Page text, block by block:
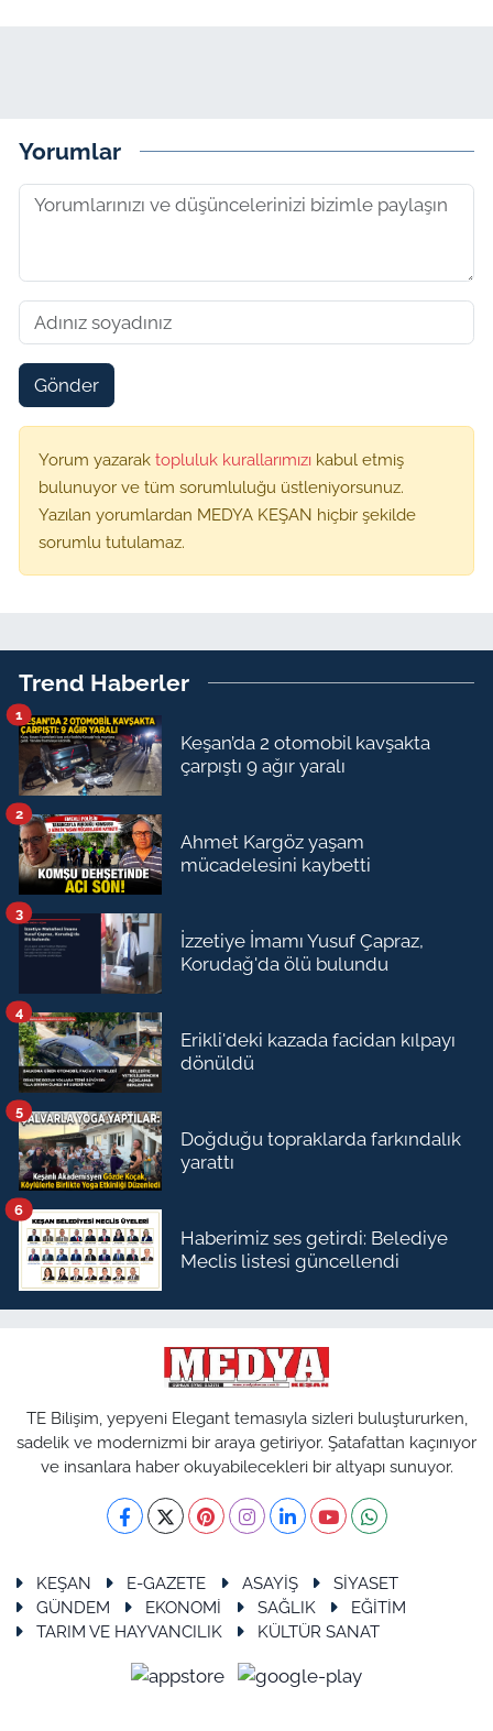
Yorumlar
Gönder
Yorum yazarak topluluk kurallarımızı kabul etmiş
bulunuyor ve tüm sorumluluğu üstleniyorsunuz.
Yazılan yorumlardan MEDYA KEŞAN hiçbir şekilde
sorumlu tutulamaz.
Trend Haberler
Keşan’da 2 otomobil kavşakta
çarpıştı 9 ağır yaralı
1
Ahmet Kargöz yaşam
mücadelesini kaybetti
2
İzzetiye İmamı Yusuf Çapraz,
Korudağ'da ölü bulundu
3
Erikli'deki kazada facidan kılpayı
dönüldü
4
Doğduğu topraklarda farkındalık
yarattı
5
Haberimiz ses getirdi: Belediye
Meclis listesi güncellendi
6
TE Bilişim, yepyeni Elegant temasıyla sizleri buluştururken,
sadelik ve modernizmi bir araya getiriyor. Şatafattan kaçınıyor
ve insanlara haber okuyabilecekleri bir altyapı sunuyor.
KEŞAN E-GAZETE ASAYİŞ
SİYASET
GÜNDEM
EKONOMİ SAĞLIK
EĞİTİM
TARIM VE HAYVANCILIK
KÜLTÜR SANAT